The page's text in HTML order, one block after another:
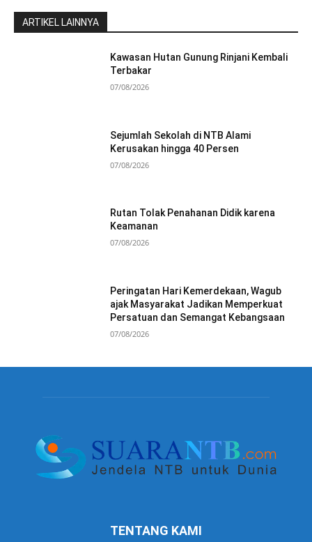
ARTIKEL LAINNYA
Kawasan Hutan Gunung Rinjani Kembali
Terbakar
07/08/2026
Sejumlah Sekolah di NTB Alami
Kerusakan hingga 40 Persen
07/08/2026
Rutan Tolak Penahanan Didik karena
Keamanan
07/08/2026
Peringatan Hari Kemerdekaan, Wagub
ajak Masyarakat Jadikan Memperkuat
Persatuan dan Semangat Kebangsaan
07/08/2026
TENTANG KAMI